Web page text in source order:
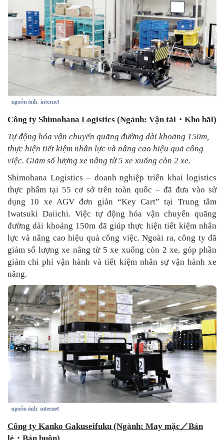
Công ty Shimohana Logistics (Ngành: Vận tải ・ Kho bãi)
Tự động hóa vận chuyển quãng đường dài khoảng 150m,
thực hiện tiết kiệm nhân lực và nâng cao hiệu quả công
việc. Giảm số lượng xe nâng từ 5 xe xuống còn 2 xe.
Shimohana Logistics – doanh nghiệp triển khai logistics
thực phẩm tại 55 cơ sở trên toàn quốc – đã đưa vào sử
dụng 10 xe AGV đơn giản “Key Cart” tại Trung tâm
Iwatsuki Daiichi. Việc tự động hóa vận chuyển quãng
đường dài khoảng 150m đã giúp thực hiện tiết kiệm nhân
lực và nâng cao hiệu quả công việc. Ngoài ra, công ty đã
giảm số lượng xe nâng từ 5 xe xuống còn 2 xe, góp phần
giảm chi phí vận hành và tiết kiệm nhân sự vận hành xe
nâng.
Công ty Kanko Gakuseifuku (Ngành: May mặc／Bán